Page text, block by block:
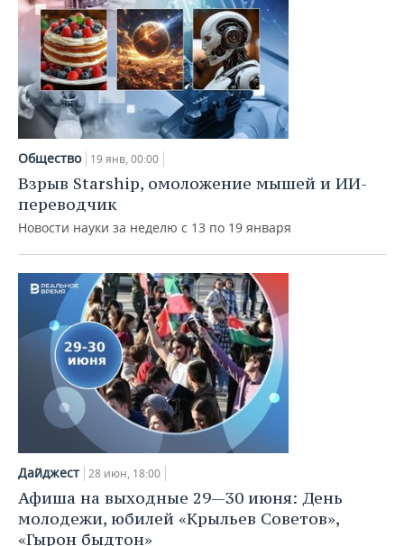
Общество 19 янв, 00:00
Взрыв Starship, омоложение мышей и ИИ-
переводчик
Новости науки за неделю с 13 по 19 января
Дайджест 28 июн, 18:00
Афиша на выходные 29—30 июня: День
молодежи, юбилей «Крыльев Советов»,
«Гырон быдтон»